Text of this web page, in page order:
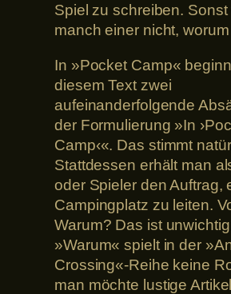
Spiel zu schreiben. Sonst
manch einer nicht,
In »Pocket Camp«
diesem Text zwei
aufeinanderfolgende
der Formulierung »In
Camp‹«. Das stimmt
Stattdessen erhält man
oder Spieler den Auftrag,
Campingplatz zu leiten.
Warum? Das ist
»Warum« spielt in der
Crossing«-Reihe keine
man möchte lustige